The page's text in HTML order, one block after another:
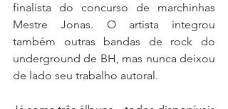
finalista do concurso de marchinhas
Mestre Jonas. O artista integrou
também outras bandas de rock do
underground de BH, mas nunca deixou
de lado seu trabalho autoral.